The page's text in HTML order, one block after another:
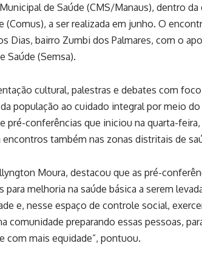
de Saúde (CMS/Manaus), dentro da
(Comus), a ser realizada em junho. O
Dias, bairro Zumbi dos Palmares, com o
Saúde (Semsa).
cultural, palestras e debates com
população ao cuidado integral por meio
pré-conferências que iniciou na quarta-feira,
também nas zonas distritais de
Moura, destacou que as pré-
melhoria na saúde básica a serem
e, nesse espaço de controle social,
comunidade preparando essas pessoas,
com mais equidade”, pontuou.